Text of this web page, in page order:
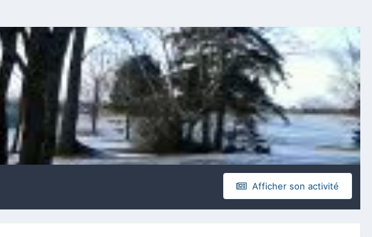
Afficher son activité